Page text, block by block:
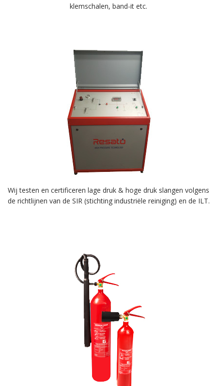
klemschalen, band-it etc.
Wij testen en certificeren lage druk & hoge druk slangen volgens
de richtlijnen van de SIR (stichting industriële reiniging) en de ILT.